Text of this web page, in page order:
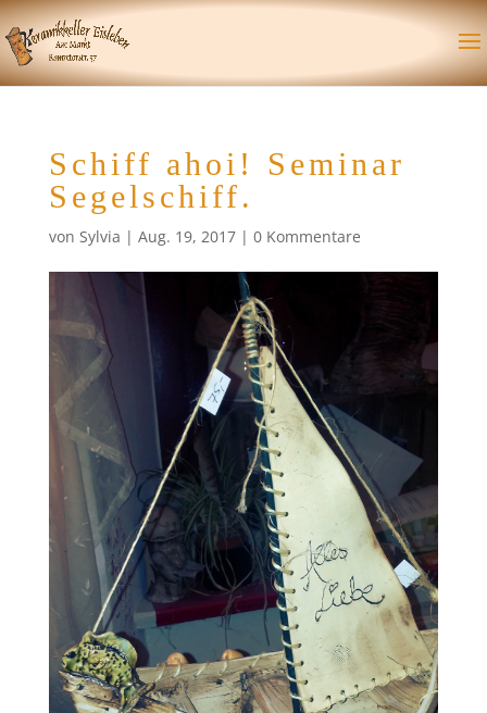
Schiff ahoi! Seminar
Segelschiff.
von Sylvia | Aug. 19, 2017| 0 Kommentare